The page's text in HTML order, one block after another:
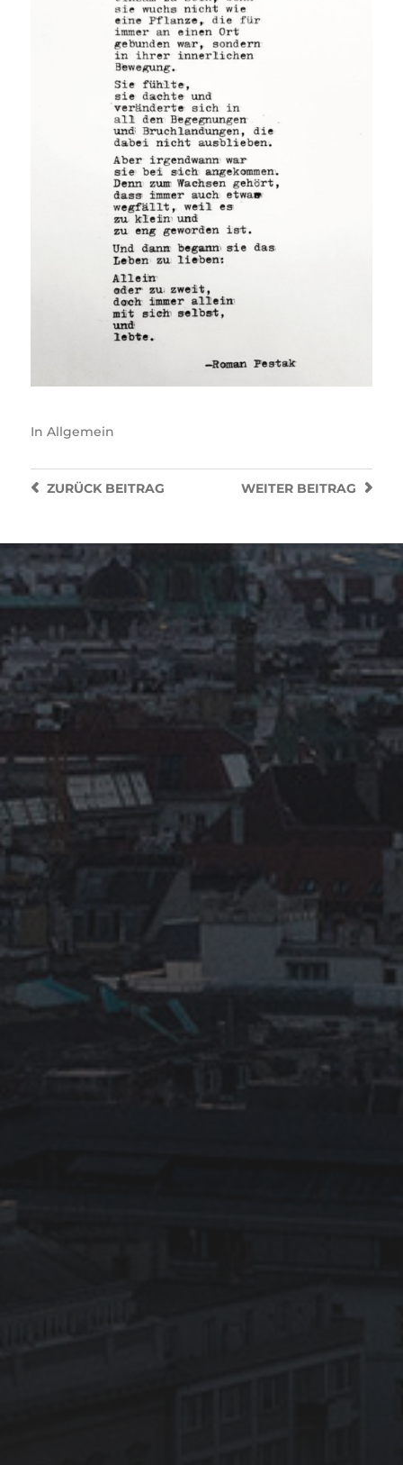
In Allgemein
WEITER BEITRAG
ZURÜCKBEITRAG